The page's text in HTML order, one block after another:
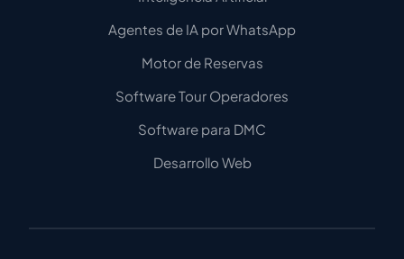
Agentes de IA por WhatsApp
Motor de Reservas
Software Tour Operadores
Software para DMC
Desarrollo Web